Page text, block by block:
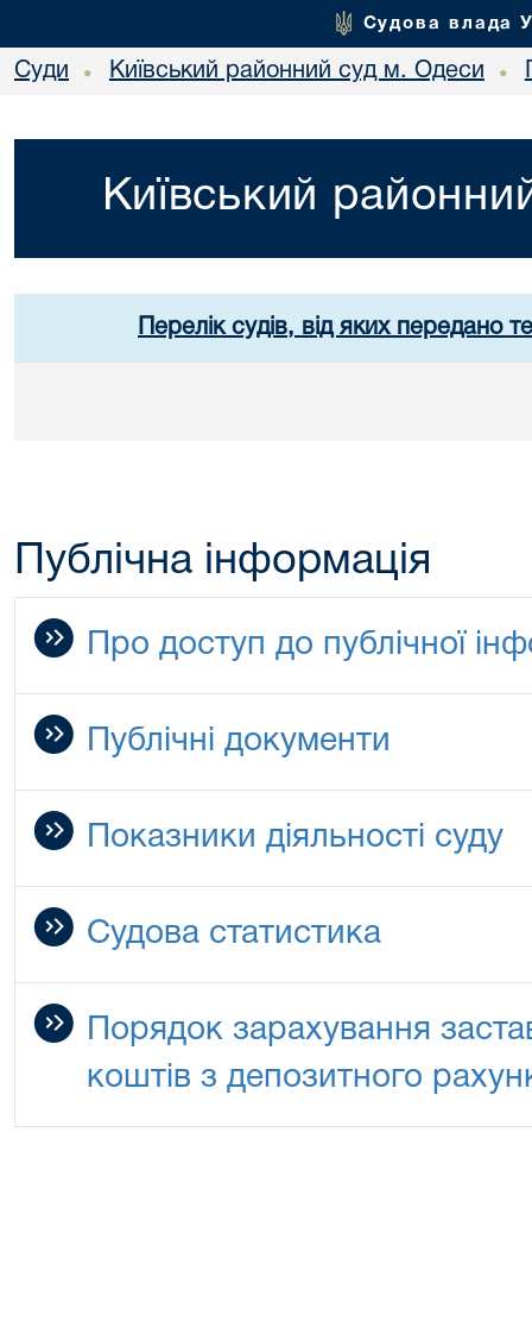
Судова влада
Суди • Київський районний суд м. Одеси •
Київський
Перелік судів, від яких передано
Публічна інформація
Про доступ до публічної
Публічні документи
Показники діяльності суду
Судова статистика
Порядок зарахування
коштів з депозитного